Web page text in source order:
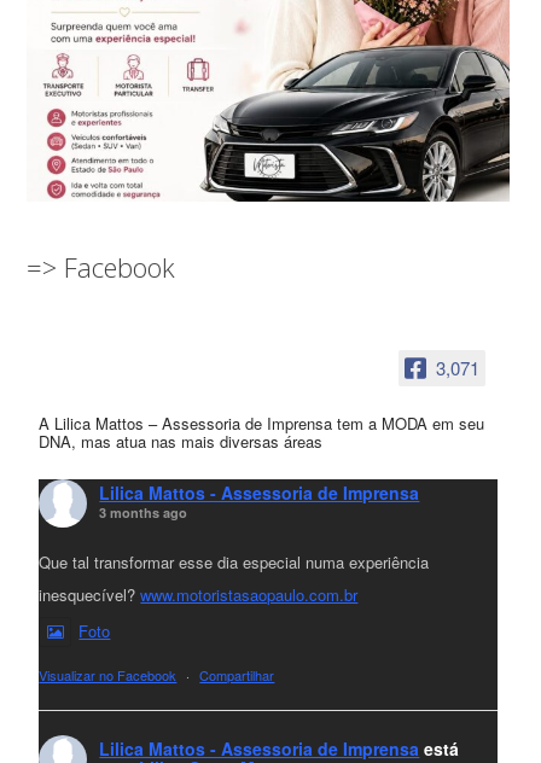
=> Facebook
3,071
A Lilica Mattos – Assessoria de Imprensa tem a MODA em seu
DNA, mas atua nas mais diversas áreas
Lilica Mattos - Assessoria de Imprensa
3 months ago
Que tal transformar esse dia especial numa experiência
inesquecível?www.motoristasaopaulo.com.br
Foto
Visualizar no Facebook · Compartilhar
Lilica Mattos - Assessoria de Imprensa está